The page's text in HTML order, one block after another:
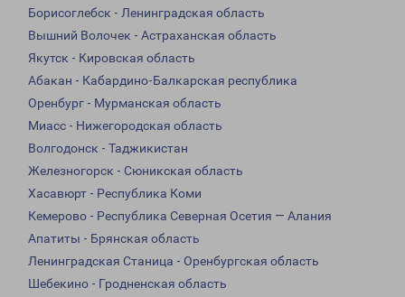
Борисоглебск - Ленинградская область
Вышний Волочек - Астраханская область
Якутск - Кировская область
Абакан - Кабардино-Балкарская республика
Оренбург - Мурманская область
Миасс - Нижегородская область
Волгодонск - Таджикистан
Железногорск - Сюникская область
Хасавюрт - Республика Коми
Кемерово - Республика Северная Осетия — Алания
Апатиты - Брянская область
Ленинградская Станица - Оренбургская область
Шебекино - Гродненская область